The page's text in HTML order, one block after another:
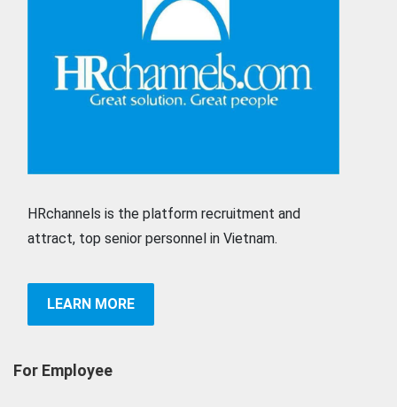
HRchannels is the platform recruitment and
attract, top senior personnel in Vietnam.
LEARN MORE
For Employee